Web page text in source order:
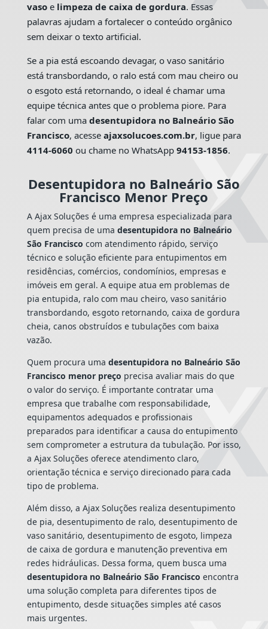
vasoe limpeza de caixa de gordura. Essas
palavras ajudam a fortalecer o conteúdo orgânico
sem deixar o texto artificial.
Se a pia está escoando devagar, o vaso sanitário
está transbordando, o ralo está com mau cheiro ou
o esgoto está retornando, o ideal é chamar uma
equipe técnica antes que o problema piore. Para
falar com uma desentupidora no Balneário São
Francisco, acesse ajaxsolucoes.com.br, ligue para
4114-6060 ou chame no WhatsApp 94153-1856.
Desentupidora no Balneário São
Francisco Menor Preço
A Ajax Soluções é uma empresa especializada para
quem precisa de uma desentupidora no Balneário
São Francisco com atendimento rápido, serviço
técnico e solução eficiente para entupimentos em
residências, comércios, condomínios, empresas e
imóveis em geral. A equipe atua em problemas de
pia entupida, ralo com mau cheiro, vaso sanitário
transbordando, esgoto retornando, caixa de gordura
cheia, canos obstruídos e tubulações com baixa
vazão.
Quem procura uma desentupidora no Balneário São
Francisco menor preço precisa avaliar mais do que
o valor do serviço. É importante contratar uma
empresa que trabalhe com responsabilidade,
equipamentos adequados e profissionais
preparados para identificar a causa do entupimento
sem comprometer a estrutura da tubulação. Por isso,
a Ajax Soluções oferece atendimento claro,
orientação técnica e serviço direcionado para cada
tipo de problema.
Além disso, a Ajax Soluções realiza desentupimento
de pia, desentupimento de ralo, desentupimento de
vaso sanitário, desentupimento de esgoto, limpeza
de caixa de gordura e manutenção preventiva em
redes hidráulicas. Dessa forma, quem busca uma
desentupidora no Balneário São Francisco encontra
uma solução completa para diferentes tipos de
entupimento, desde situações simples até casos
mais urgentes.